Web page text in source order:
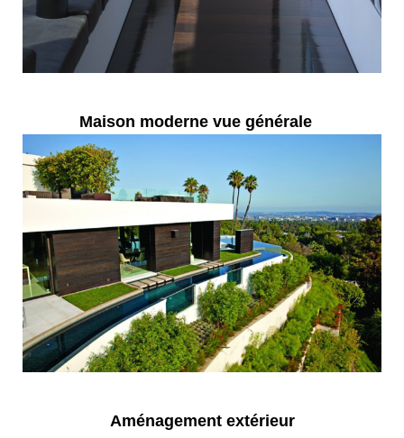
Maison moderne vue générale
Aménagement extérieur